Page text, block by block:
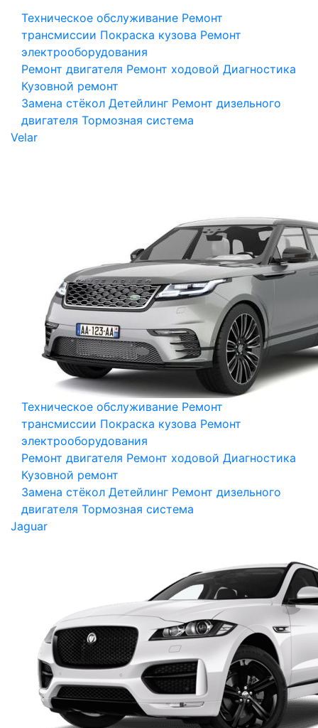
Техническое обслуживание Ремонт
трансмиссии Покраска кузова Ремонт
электрооборудования
Ремонт двигателя Ремонт ходовой Диагностика
Кузовной ремонт
Замена стёкол Детейлинг Ремонт дизельного
двигателя Тормозная система
Velar
Техническое обслуживание Ремонт
трансмиссии Покраска кузова Ремонт
электрооборудования
Ремонт двигателя Ремонт ходовой Диагностика
Кузовной ремонт
Замена стёкол Детейлинг Ремонт дизельного
двигателя Тормозная система
Jaguar